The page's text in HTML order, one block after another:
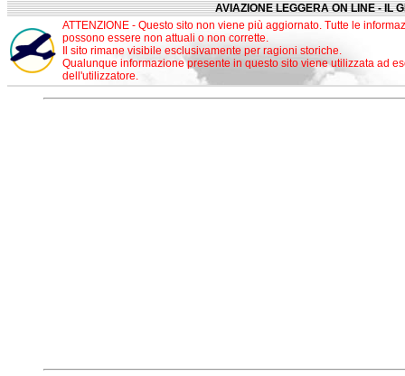
AVIAZIONE LEGGERA ON LINE - IL
ATTENZIONE - Questo sito non viene più aggiornato. Tutte le
possono essere non attuali o non corrette.
Il sito rimane visibile esclusivamente per ragioni storiche.
Qualunque informazione presente in questo sito viene utilizzata ad
dell'utilizzatore.